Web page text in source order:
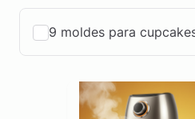
9 moldes para